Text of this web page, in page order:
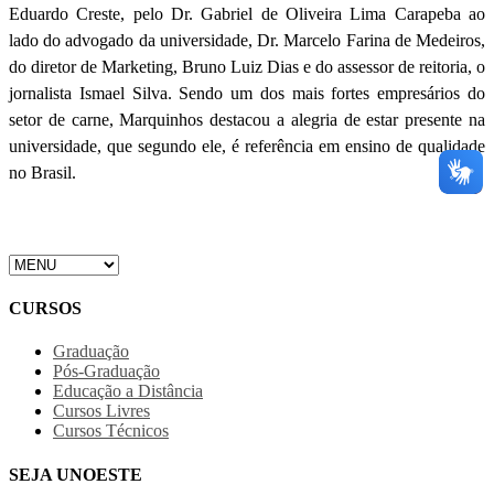
Eduardo Creste, pelo Dr. Gabriel de Oliveira Lima Carapeba ao
lado do advogado da universidade, Dr. Marcelo Farina de Medeiros,
do diretor de Marketing, Bruno Luiz Dias e do assessor de reitoria, o
jornalista Ismael Silva. Sendo um dos mais fortes empresários do
setor de carne, Marquinhos destacou a alegria de estar presente na
universidade, que segundo ele, é referência em ensino de qualidade
no Brasil.
CURSOS
Graduação
Pós-Graduação
Educação a Distância
Cursos Livres
Cursos Técnicos
SEJA UNOESTE